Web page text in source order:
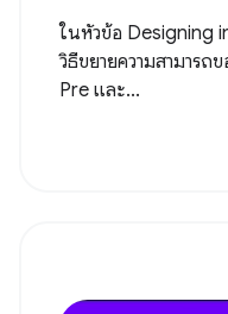
ในหัวข้อ Designing
วิธีขยายความสามารถ
Pre และ...